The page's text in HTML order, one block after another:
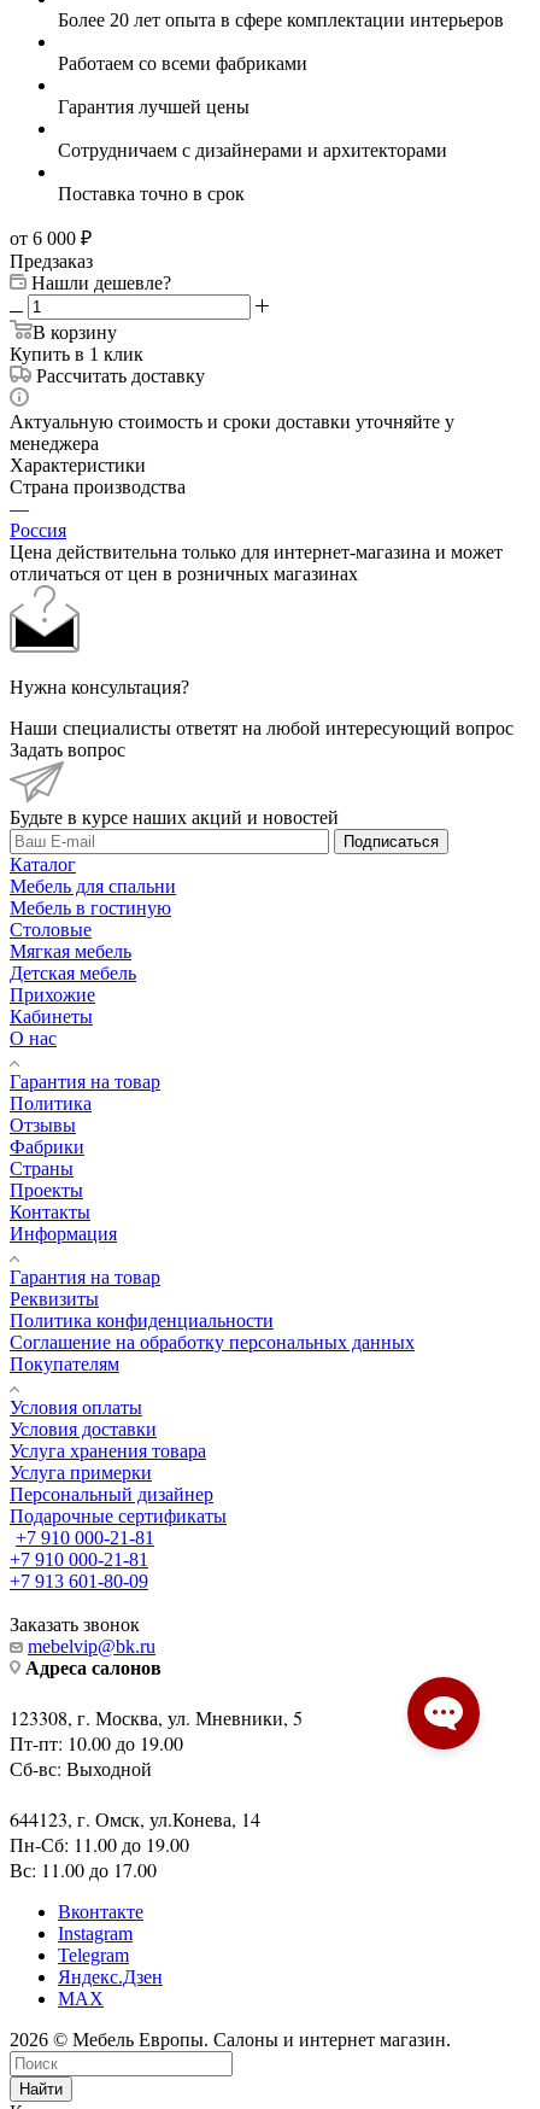
Более 20 лет опыта в сфере комплектации интерьеров
Работаем со всеми фабриками
Гарантия лучшей цены
Сотрудничаем с дизайнерами и архитекторами
Поставка точно в срок
от 6 000 ₽
Предзаказ
Нашли дешевле?
В корзину
Купить в 1 клик
Рассчитать доставку
Актуальную стоимость и сроки доставки уточняйте у
менеджера
Характеристики
Страна производства
—
Россия
Цена действительна только для интернет-магазина и может
отличаться от цен в розничных магазинах
Нужна консультация?
Наши специалисты ответят на любой интересующий вопрос
Задать вопрос
Будьте в курсе наших акций и новостей
Подписаться
Каталог
Мебель для спальни
Мебель в гостиную
Столовые
Мягкая мебель
Детская мебель
Прихожие
Кабинеты
О нас
Гарантия на товар
Политика
Отзывы
Фабрики
Страны
Проекты
Контакты
Информация
Гарантия на товар
Реквизиты
Политика конфиденциальности
Соглашение на обработку персональных данных
Покупателям
Условия оплаты
Условия доставки
Услуга хранения товара
Услуга примерки
Персональный дизайнер
Подарочные сертификаты
+7 910 000-21-81
+7 910 000-21-81
+7 913 601-80-09
Заказать звонок
mebelvip@bk.ru
Адреса салонов
123308, г. Москва, ул. Мневники, 5
Пт-пт: 10.00 до 19.00
Сб-вс: Выходной
644123, г. Омск, ул.Конева, 14
Пн-Сб: 11.00 до 19.00
Вс: 11.00 до 17.00
Вконтакте
Instagram
Telegram
Яндекс.Дзен
MAX
2026 © Мебель Европы. Салоны и интернет магазин.
Найти